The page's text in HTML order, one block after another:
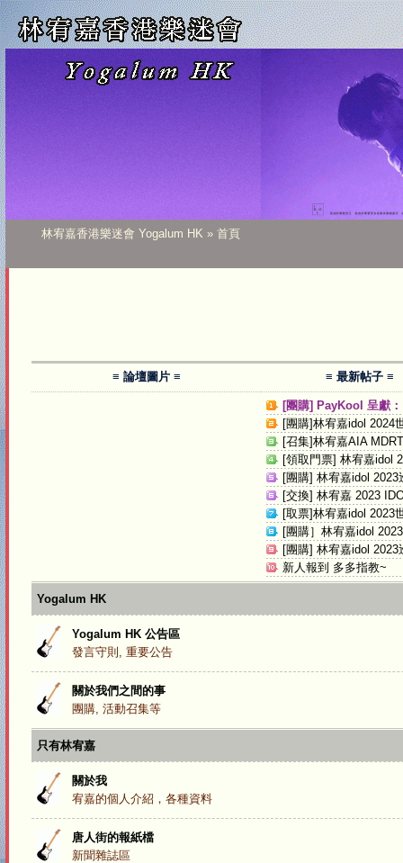
林宥嘉香港樂迷會 Yogalum HK » 首頁
≡ 論壇圖片 ≡ ≡ 最新帖子 ≡
[團購] PayKool 呈獻
[團購]林宥嘉idol 2024
[召集]林宥嘉AIA
[領取門票] 林宥嘉idol
[團購] 林宥嘉idol 2023
[交換] 林宥嘉 2023
[取票]林宥嘉idol 2023
[團購］林宥嘉idol
[團購] 林宥嘉idol 2023
新人報到 多多指教~
Yogalum HK
Yogalum HK 公告區
發言守則, 重要公告
關於我們之間的事
團購, 活動召集等
只有林宥嘉
關於我
宥嘉的個人介紹，各種資料
唐人街的報紙檔
新聞雜誌區